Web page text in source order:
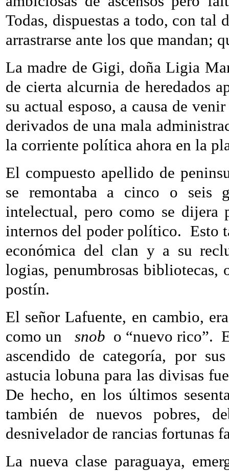
Todas, dispuestas a todo, con tal
arrastrarse ante los que
La madre de Gigi, doña Ligia
de cierta alcurnia de heredados
su actual esposo, a causa de
derivados de una mala
la corriente política ahora en la
El compuesto apellido de
se remontaba a cinco o seis
intelectual, pero como se dijera
internos del poder político. Esto
económica del clan y a su
logias, penumbrosas bibliotecas,
postín.
El señor Lafuente, en cambio,
como un
snob o “nuevo rico”.
ascendido de categoría, por
astucia lobuna para las divisas
De hecho, en los últimos
también de nuevos pobres,
desnivelador de rancias fortunas
La nueva clase paraguaya,